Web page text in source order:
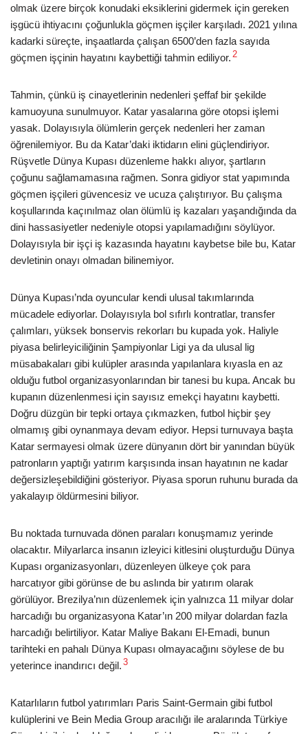
olmak üzere birçok konudaki eksiklerini gidermek için gereken
işgücü ihtiyacını çoğunlukla göçmen işçiler karşıladı. 2021 yılına
kadarki süreçte, inşaatlarda çalışan 6500’den fazla sayıda
göçmen işçinin hayatını kaybettiği tahmin ediliyor. 2
Tahmin, çünkü iş cinayetlerinin nedenleri şeffaf bir şekilde
kamuoyuna sunulmuyor. Katar yasalarına göre otopsi işlemi
yasak. Dolayısıyla ölümlerin gerçek nedenleri her zaman
öğrenilemiyor. Bu da Katar’daki iktidarın elini güçlendiriyor.
Rüşvetle Dünya Kupası düzenleme hakkı alıyor, şartların
çoğunu sağlamamasına rağmen. Sonra gidiyor stat yapımında
göçmen işçileri güvencesiz ve ucuza çalıştırıyor. Bu çalışma
koşullarında kaçınılmaz olan ölümlü iş kazaları yaşandığında da
dini hassasiyetler nedeniyle otopsi yapılamadığını söylüyor.
Dolayısıyla bir işçi iş kazasında hayatını kaybetse bile bu, Katar
devletinin onayı olmadan bilinemiyor.
Dünya Kupası’nda oyuncular kendi ulusal takımlarında
mücadele ediyorlar. Dolayısıyla bol sıfırlı kontratlar, transfer
çalımları, yüksek bonservis rekorları bu kupada yok. Haliyle
piyasa belirleyiciliğinin Şampiyonlar Ligi ya da ulusal lig
müsabakaları gibi kulüpler arasında yapılanlara kıyasla en az
olduğu futbol organizasyonlarından bir tanesi bu kupa. Ancak bu
kupanın düzenlenmesi için sayısız emekçi hayatını kaybetti.
Doğru düzgün bir tepki ortaya çıkmazken, futbol hiçbir şey
olmamış gibi oynanmaya devam ediyor. Hepsi turnuvaya başta
Katar sermayesi olmak üzere dünyanın dört bir yanından büyük
patronların yaptığı yatırım karşısında insan hayatının ne kadar
değersizleşebildiğini gösteriyor. Piyasa sporun ruhunu burada da
yakalayıp öldürmesini biliyor.
Bu noktada turnuvada dönen paraları konuşmamız yerinde
olacaktır. Milyarlarca insanın izleyici kitlesini oluşturduğu Dünya
Kupası organizasyonları, düzenleyen ülkeye çok para
harcatıyor gibi görünse de bu aslında bir yatırım olarak
görülüyor. Brezilya’nın düzenlemek için yalnızca 11 milyar dolar
harcadığı bu organizasyona Katar’ın 200 milyar dolardan fazla
harcadığı belirtiliyor. Katar Maliye Bakanı El-Emadi, bunun
tarihteki en pahalı Dünya Kupası olmayacağını söylese de bu
yeterince inandırıcı değil. 3
Katarlıların futbol yatırımları Paris Saint-Germain gibi futbol
kulüplerini ve Bein Media Group aracılığı ile aralarında Türkiye